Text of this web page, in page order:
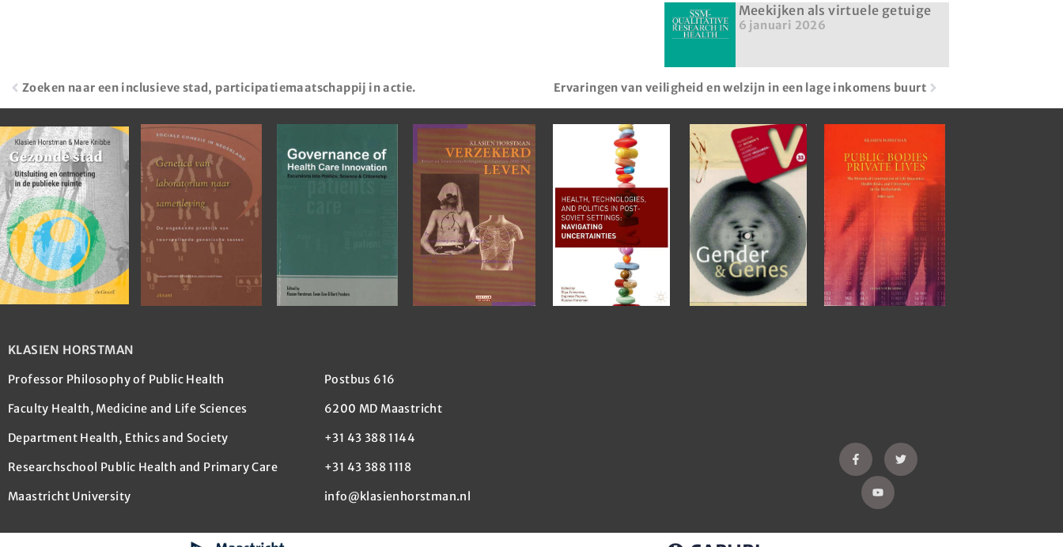
Meekijken als virtuele getuige
6 januari 2026
Zoeken naar een inclusieve stad, participatiemaatschappij in actie. Ervaringen van veiligheid en welzijn in een lage inkomens buurt
KLASIEN HORSTMAN
Professor Philosophy of Public Health
Faculty Health, Medicine and Life Sciences
Department Health, Ethics and Society
Researchschool Public Health and Primary Care
Maastricht University
Postbus 616
6200 MD Maastricht
+31 43 388 1144
+31 43 388 1118
info@klasienhorstman.nl